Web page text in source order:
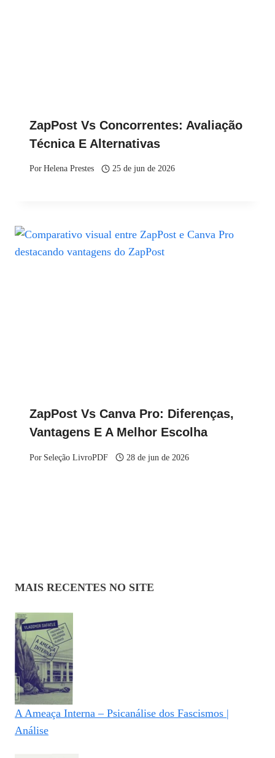
ZapPost Vs Concorrentes: Avaliação
Técnica E Alternativas
PorHelena Prestes 25 de jun de 2026
ZapPost Vs Canva Pro: Diferenças,
Vantagens E A Melhor Escolha
Por Seleção LivroPDF 28 de jun de 2026
MAIS RECENTES NO SITE
A Ameaça Interna – Psicanálise dos Fascismos |
Análise